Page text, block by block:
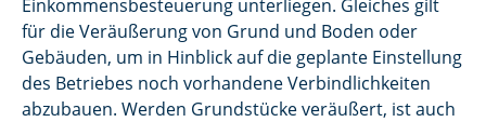
Einkommensbesteuerung unterliegen. Gleiches gilt
für die Veräußerung von Grund und Boden oder
Gebäuden, um in Hinblick auf die geplante Einstellung
des Betriebes noch vorhandene Verbindlichkeiten
abzubauen. Werden Grundstücke veräußert, ist auch